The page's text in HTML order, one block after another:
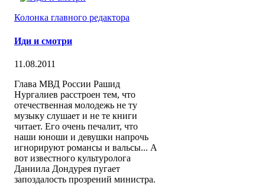
Колонка главного редактора
Иди и смотри
11.08.2011
Глава МВД России Рашид
Нургалиев расстроен тем, что
отечественная молодежь не ту
музыку слушает и не те книги
читает. Его очень печалит, что
наши юноши и девушки напрочь
игнорируют романсы и вальсы... А
вот известного культуролога
Даниила Дондурея пугает
запоздалость прозрений министра.